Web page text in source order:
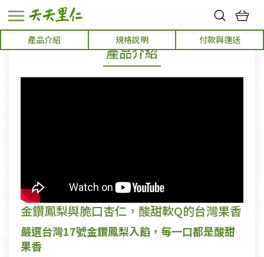
熱門搜尋：
幸福節中獎名單
產品介紹 規格說明 付款與運送
產品介紹
金鑽鳳梨與脆口杏仁，酸甜軟Q的台灣果香
嚴選台灣17號金鑽鳳梨入餡，每一口都是酸甜
果香